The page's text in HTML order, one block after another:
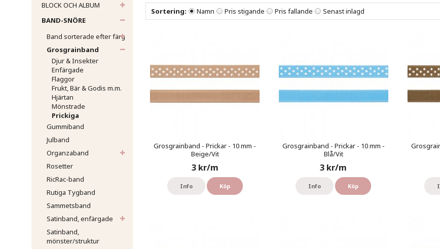
BLOCK OCH ALBUM
BAND-SNÖRE
Band sorterade efter färg
Grosgrainband
Djur & Insekter
Enfärgade
Flaggor
Frukt, Bär & Godis m.m.
Hjärtan
Mönstrade
Prickiga
Gummiband
Julband
Organzaband
Rosetter
RicRac-band
Rutiga Tygband
Sammetsband
Satinband, enfärgade
Satinband,
mönster/struktur
Sortering: Namn Pris stigande Pris fallande Senast inlagd
Grosgrainband - Prickar - 10 mm -
Beige/Vit
3 kr/m
Info Köp
Grosgrainband - Prickar - 10 mm -
Blå/Vit
3 kr/m
Info Köp